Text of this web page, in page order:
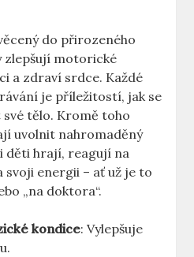
do přirozeného
zlepšují motorické
a zdraví srdce. Každé
je příležitostí, jak se
tělo. Kromě toho
uvolnit nahromaděný
děti hrají, reagují na
svoji energii – ať už je to
„na doktora“.
kondice: Vylepšuje